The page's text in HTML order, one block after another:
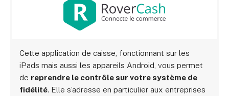
Cette application de caisse, fonctionnant sur les
iPads mais aussi les appareils Android, vous permet
de reprendre le contrôle sur votre système de
fidélité. Elle s’adresse en particulier aux entreprises